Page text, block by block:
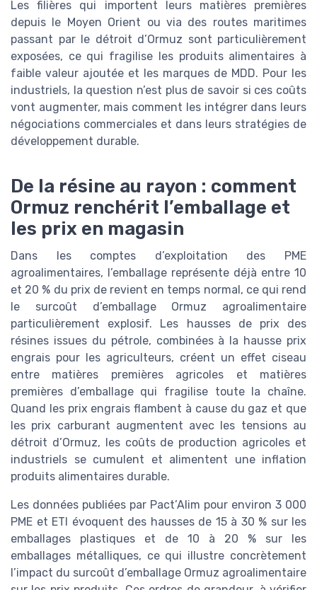
Les filières qui importent leurs matières premières
depuis le Moyen Orient ou via des routes maritimes
passant par le détroit d’Ormuz sont particulièrement
exposées, ce qui fragilise les produits alimentaires à
faible valeur ajoutée et les marques de MDD. Pour les
industriels, la question n’est plus de savoir si ces coûts
vont augmenter, mais comment les intégrer dans leurs
négociations commerciales et dans leurs stratégies de
développement durable.
De la résine au rayon : comment
Ormuz renchérit l’emballage et
les prix en magasin
Dans les comptes d’exploitation des PME
agroalimentaires, l’emballage représente déjà entre 10
et 20 % du prix de revient en temps normal, ce qui rend
le surcoût d’emballage Ormuz agroalimentaire
particulièrement explosif. Les hausses de prix des
résines issues du pétrole, combinées à la hausse prix
engrais pour les agriculteurs, créent un effet ciseau
entre matières premières agricoles et matières
premières d’emballage qui fragilise toute la chaîne.
Quand les prix engrais flambent à cause du gaz et que
les prix carburant augmentent avec les tensions au
détroit d’Ormuz, les coûts de production agricoles et
industriels se cumulent et alimentent une inflation
produits alimentaires durable.
Les données publiées par Pact’Alim pour environ 3 000
PME et ETI évoquent des hausses de 15 à 30 % sur les
emballages plastiques et de 10 à 20 % sur les
emballages métalliques, ce qui illustre concrètement
l’impact du surcoût d’emballage Ormuz agroalimentaire